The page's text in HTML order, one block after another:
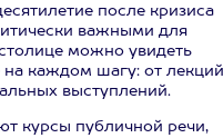
после кризиса
важными для
можно увидеть
на каждом шагу: от лекций
выступлений.
курсы публичной речи,